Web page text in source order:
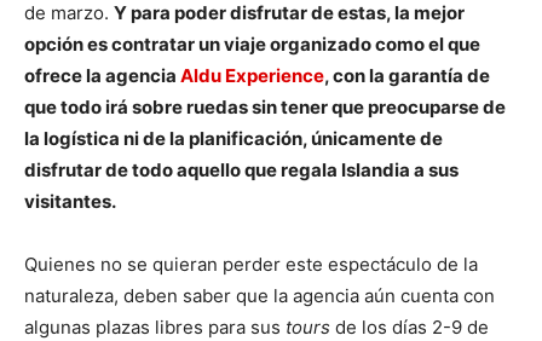
de marzo. Y para poder disfrutar de estas, la mejor
opción es contratar un viaje organizado como el que
ofrece la agencia Aldu Experience, con la garantía de
que todo irá sobre ruedas sin tener que preocuparse de
la logística ni de la planificación, únicamente de
disfrutar de todo aquello que regala Islandia a sus
visitantes.
Quienes no se quieran perder este espectáculo de la
naturaleza, deben saber que la agencia aún cuenta con
algunas plazas libres para sus tours de los días 2-9 de